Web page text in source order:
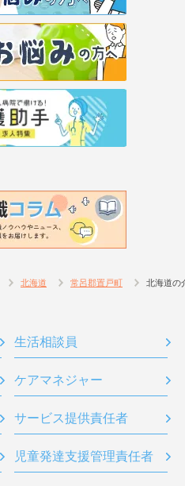
北海道 常呂郡置戸町 北海道の
生活相談員
ケアマネジャー
サービス提供責任者
児童発達支援管理責任者